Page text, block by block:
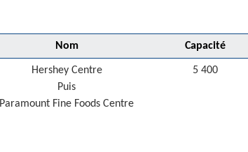
Nom Capacité
Hershey Centre
Puis
Paramount Fine Foods Centre
5 400